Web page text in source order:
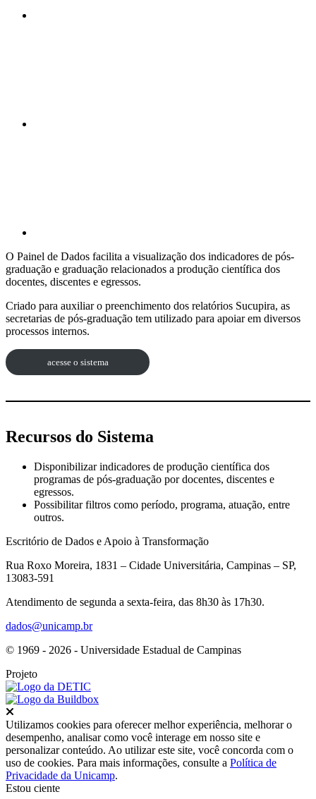
O Painel de Dados facilita a visualização dos indicadores de pós-
graduação e graduação relacionados a produção científica dos
docentes, discentes e egressos.
Criado para auxiliar o preenchimento dos relatórios Sucupira, as
secretarias de pós-graduação tem utilizado para apoiar em diversos
processos internos.
acesse o sistema
Recursos do Sistema
Disponibilizar indicadores de produção científica dos
programas de pós-graduação por docentes, discentes e
egressos.
Possibilitar filtros como período, programa, atuação, entre
outros.
Escritório de Dados e Apoio à Transformação
Rua Roxo Moreira, 1831 – Cidade Universitária, Campinas – SP,
13083-591
Atendimento de segunda a sexta-feira, das 8h30 às 17h30.
dados@unicamp.br
© 1969 - 2026 - Universidade Estadual de Campinas
Projeto
Utilizamos cookies para oferecer melhor experiência, melhorar o
desempenho, analisar como você interage em nosso site e
personalizar conteúdo. Ao utilizar este site, você concorda com o
uso de cookies. Para mais informações, consulte a Política de
Privacidade da Unicamp.
Estou ciente